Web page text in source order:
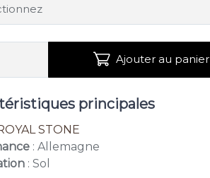
Ajouter au panier
principales
STONE
: Allemagne
: Sol